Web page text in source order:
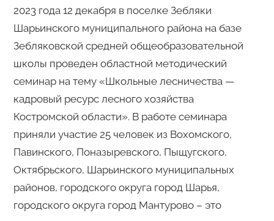
2023 года 12 декабря в поселке Зебляки
Шарьинского муниципального района на базе
Зебляковской средней общеобразовательной
школы проведен областной методический
семинар на тему «Школьные лесничества —
кадровый ресурс лесного хозяйства
Костромской области». В работе семинара
приняли участие 25 человек из Вохомского,
Павинского, Поназыревского, Пыщугского,
Октябрьского, Шарьинского муниципальных
районов, городского округа город Шарья,
городского округа город Мантурово – это